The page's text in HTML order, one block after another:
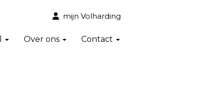
mijn Volharding
Over ons Contact